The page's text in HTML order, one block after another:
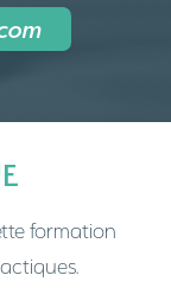
formation